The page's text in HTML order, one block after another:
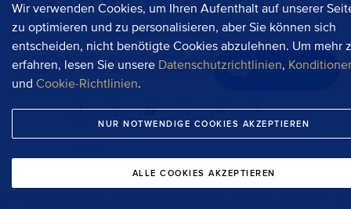
Wir verwenden Cookies, um Ihren Aufenthalt auf unserer
zu optimieren und zu personalisieren, aber Sie können sich
entscheiden, nicht benötigte Cookies abzulehnen. Um mehr
erfahren, lesen Sie unsere Datenschutzrichtlinien,
und Cookie-Richtlinien.
NUR NOTWENDIGE COOKIES AKZEPTIEREN
ALLE COOKIES AKZEPTIEREN
Jetzt chatten